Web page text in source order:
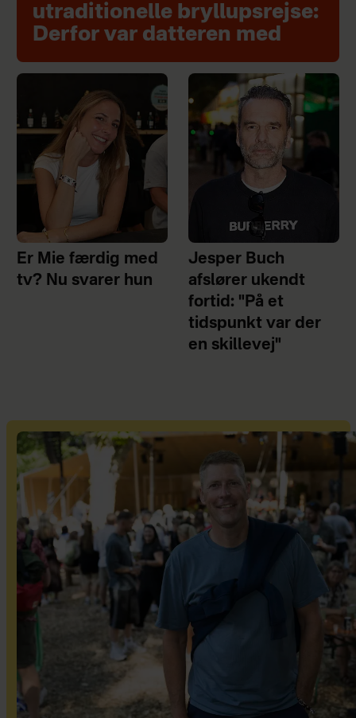
utraditionelle bryllupsrejse:
Derfor var datteren med
Er Mie færdig med
tv? Nu svarer hun
Jesper Buch
afslører ukendt
fortid: "På et
tidspunkt var der
en skillevej"